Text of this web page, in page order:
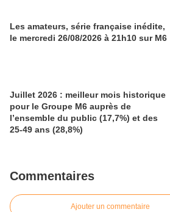
Les amateurs, série française inédite,
le mercredi 26/08/2026 à 21h10 sur M6
Juillet 2026 : meilleur mois historique
pour le Groupe M6 auprès de
l’ensemble du public (17,7%) et des
25-49 ans (28,8%)
Commentaires
Ajouter un commentaire